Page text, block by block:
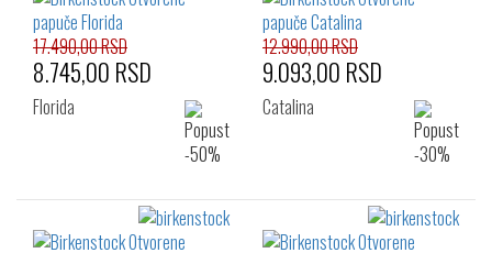
17.490,00 RSD
8.745,00 RSD
Florida
12.990,00 RSD
9.093,00 RSD
Catalina